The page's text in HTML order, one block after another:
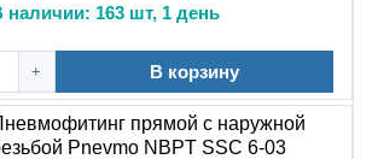
цангового механизма
под давлением
наличии: 163 шт, 1 день
+ В корзину
прямой с наружной
Pnevmo NBPT SSC 6-03